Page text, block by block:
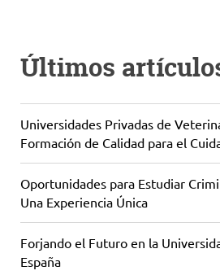
Últimos
Universidades Privadas de
Formación de Calidad para el
Oportunidades para Estudiar
Una Experiencia Única
Forjando el Futuro en la
España